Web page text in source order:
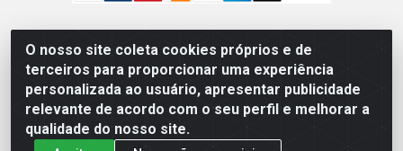
O nosso site coleta cookies próprios e de
terceiros para proporcionar uma experiência
personalizada ao usuário, apresentar publicidade
relevante de acordo com o seu perfil e melhorar a
qualidade do nosso site.
ABRASEG COMÉRCIO ATACADISTA LTDA - CNPJ:
10.894.768/0001-00 - Avenida Lobo Júnior, 1045 -
Penha Circular - Rio de Janeiro - RJ - CEP 21020-124